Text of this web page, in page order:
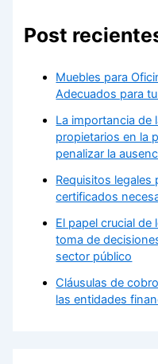
Post
Muebles para
Adecuados para
La importancia de
propietarios en la
penalizar la
Requisitos legales
certificados
El papel crucial
toma de
sector público
Cláusulas de
las entidades